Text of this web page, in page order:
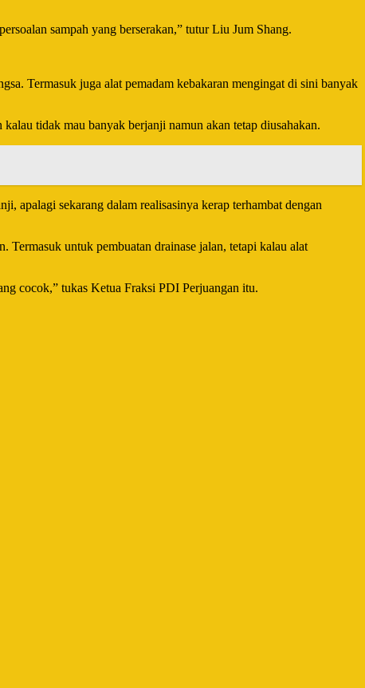
sampah yang berserakan,” tutur Liu Jum Shang.
Termasuk juga alat pemadam kebakaran mengingat di sini banyak
tidak mau banyak berjanji namun akan tetap diusahakan.
apalagi sekarang dalam realisasinya kerap terhambat dengan
untuk pembuatan drainase jalan, tetapi kalau alat
cocok,” tukas Ketua Fraksi PDI Perjuangan itu.